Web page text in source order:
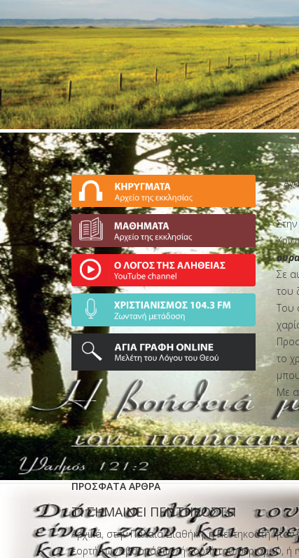
ΕΑΕΠ Παγκρατίου
ΡΑΔΙΟΦΩΝΙΚΟΣ ΣΤΑΘΜΟΣ
Σε
του
Του
το
Με
ΠΡΌΣΦΑΤΑ ΆΡΘΡΑ
ΤΙ ΣΗΜΑΙΝΕΙ ΠΕΝΤΗΚΟΣΤΗ
Αρχικά, στην Παλαιά Διαθήκη, η Πεντηκοστή
εορτή των εβδομάδων, ή εορτή του θερισμού, ή